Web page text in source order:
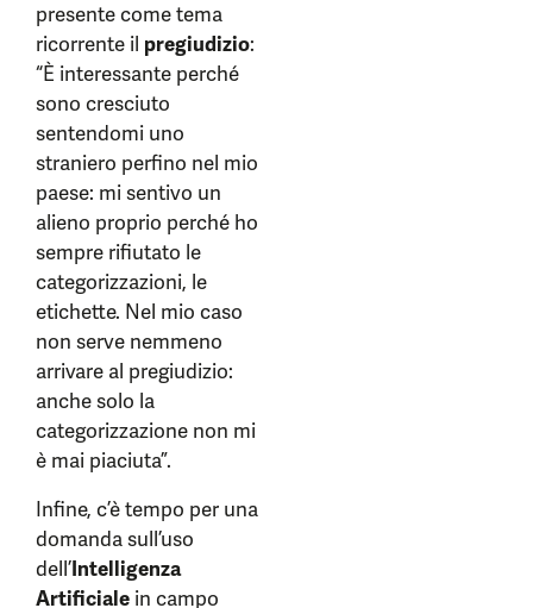
presente come tema
ricorrente il pregiudizio:
“È interessante perché
sono cresciuto
sentendomi uno
straniero perfino nel mio
paese: mi sentivo un
alieno proprio perché ho
sempre rifiutato le
categorizzazioni, le
etichette. Nel mio caso
non serve nemmeno
arrivare al pregiudizio:
anche solo la
categorizzazione non mi
è mai piaciuta”.
Infine, c’è tempo per una
domanda sull’uso
dell’Intelligenza
Artificiale in campo